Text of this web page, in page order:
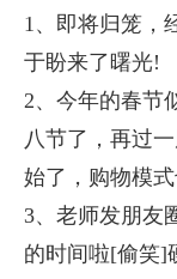
1、即将归笼，
于盼来了曙光!
2、今年的春节
八节了，再过
始了，购物模
3、老师发朋友
的时间啦[偷笑]